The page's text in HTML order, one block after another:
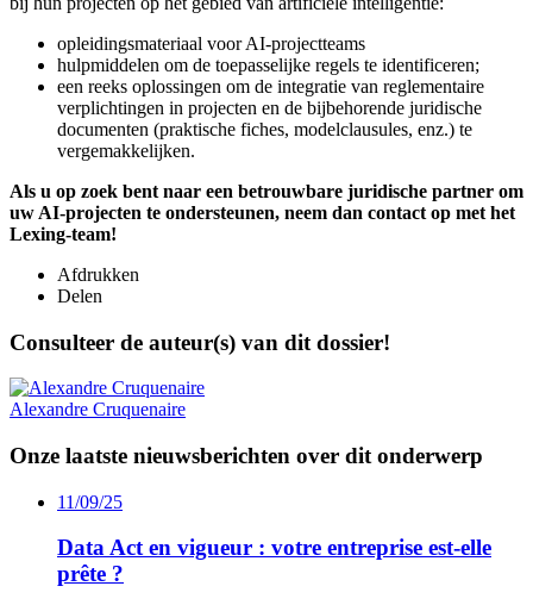
opleidingsmateriaal voor AI-projectteams
hulpmiddelen om de toepasselijke regels te identificeren;
een reeks oplossingen om de integratie van reglementaire
verplichtingen in projecten en de bijbehorende juridische
documenten (praktische fiches, modelclausules, enz.) te
vergemakkelijken.
Als u op zoek bent naar een betrouwbare juridische partner om
uw AI-projecten te ondersteunen, neem dan contact op met het
Lexing-team!
Afdrukken
Delen
Consulteer de auteur(s) van dit dossier!
Alexandre Cruquenaire
Onze laatste nieuwsberichten over dit onderwerp
11/09/25
Data Act en vigueur : votre entreprise est-elle
prête ?